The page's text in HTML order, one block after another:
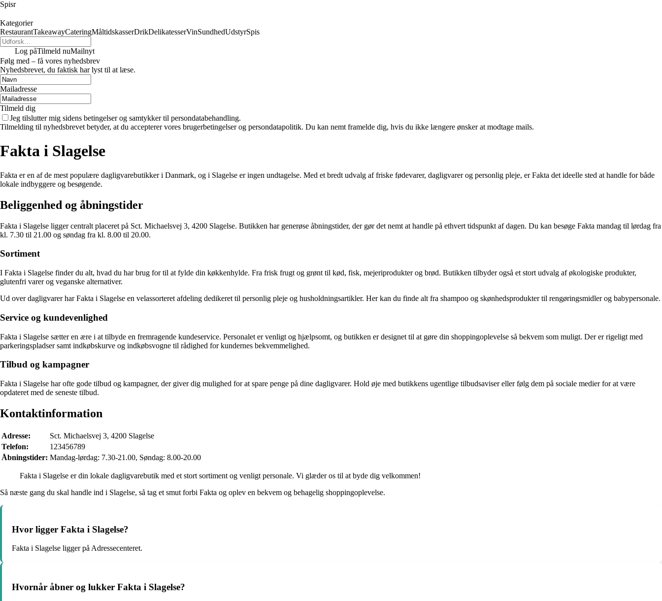
Spisr
Kategorier
RestaurantTakeawayCateringMåltidskasserDrikDelikatesserVinSundhedUdstyrSpis
Log påTilmeld nuMailnyt
Følg med – få vores nyhedsbrev
Nyhedsbrevet, du faktisk har lyst til at læse.
Mailadresse
Tilmeld dig
Jeg tilslutter mig sidens betingelser og samtykker til persondatabehandling.
Tilmelding til nyhedsbrevet betyder, at du accepterer vores brugerbetingelser og persondatapolitik. Du kan nemt framelde dig, hvis du ikke længere ønsker at modtage mails.
Fakta i Slagelse
Fakta er en af de mest populære dagligvarebutikker i Danmark, og i Slagelse er ingen undtagelse. Med et bredt udvalg af friske fødevarer, dagligvarer og personlig pleje, er Fakta det ideelle sted at handle for både
lokale indbyggere og besøgende.
Beliggenhed og åbningstider
Fakta i Slagelse ligger centralt placeret på Sct. Michaelsvej 3, 4200 Slagelse. Butikken har generøse åbningstider, der gør det nemt at handle på ethvert tidspunkt af dagen. Du kan besøge Fakta mandag til lørdag fra
kl. 7.30 til 21.00 og søndag fra kl. 8.00 til 20.00.
Sortiment
I Fakta i Slagelse finder du alt, hvad du har brug for til at fylde din køkkenhylde. Fra frisk frugt og grønt til kød, fisk, mejeriprodukter og brød. Butikken tilbyder også et stort udvalg af økologiske produkter,
glutenfri varer og veganske alternativer.
Ud over dagligvarer har Fakta i Slagelse en velassorteret afdeling dedikeret til personlig pleje og husholdningsartikler. Her kan du finde alt fra shampoo og skønhedsprodukter til rengøringsmidler og babypersonale.
Service og kundevenlighed
Fakta i Slagelse sætter en ære i at tilbyde en fremragende kundeservice. Personalet er venligt og hjælpsomt, og butikken er designet til at gøre din shoppingoplevelse så bekvem som muligt. Der er rigeligt med
parkeringspladser samt indkøbskurve og indkøbsvogne til rådighed for kundernes bekvemmelighed.
Tilbud og kampagner
Fakta i Slagelse har ofte gode tilbud og kampagner, der giver dig mulighed for at spare penge på dine dagligvarer. Hold øje med butikkens ugentlige tilbudsaviser eller følg dem på sociale medier for at være
opdateret med de seneste tilbud.
Kontaktinformation
Adresse:
Sct. Michaelsvej 3, 4200 Slagelse
Telefon:
123456789
Åbningstider: Mandag-lørdag: 7.30-21.00, Søndag: 8.00-20.00
Fakta i Slagelse er din lokale dagligvarebutik med et stort sortiment og venligt personale. Vi glæder os til at byde dig velkommen!
Så næste gang du skal handle ind i Slagelse, så tag et smut forbi Fakta og oplev en bekvem og behagelig shoppingoplevelse.
Hvor ligger Fakta i Slagelse?
Fakta i Slagelse ligger på Adressecenteret.
Hvornår åbner og lukker Fakta i Slagelse?